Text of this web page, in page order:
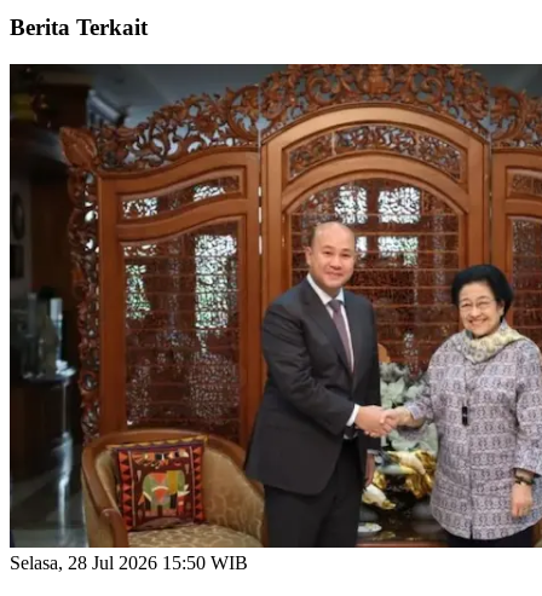
Berita Terkait
Selasa, 28 Jul 2026 15:50 WIB